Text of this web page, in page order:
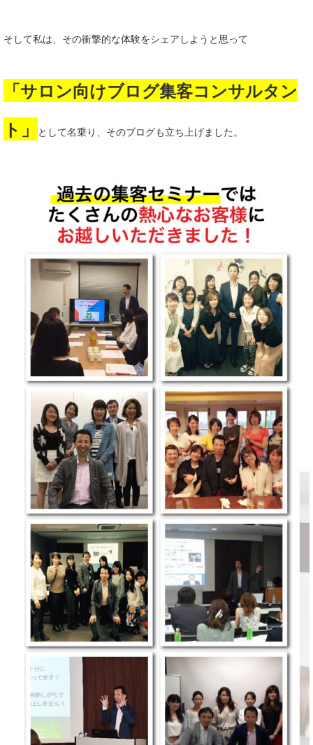
そして私は、その衝撃的な体験をシェアしようと思って
「サロン向けブログ集客コンサルタン
ト」
として名乗り、そのブログも立ち上げました。